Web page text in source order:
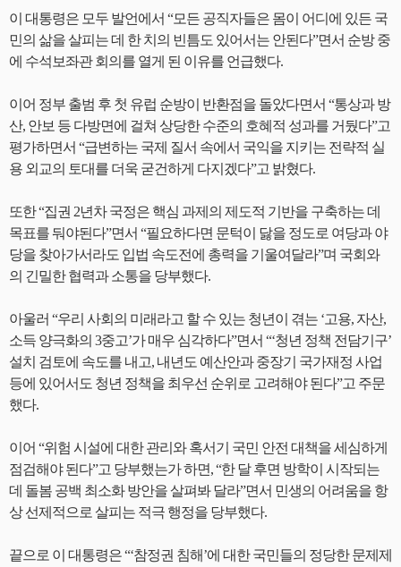
이 대통령은 모두 발언에서 “모든 공직자들은 몸이 어디에 있든 국
민의 삶을 살피는 데 한 치의 빈틈도 있어서는 안된다”면서 순방 중
에 수석보좌관 회의를 열게 된 이유를 언급했다.
이어 정부 출범 후 첫 유럽 순방이 반환점을 돌았다면서 “통상과 방
산, 안보 등 다방면에 걸쳐 상당한 수준의 호혜적 성과를 거뒀다”고
평가하면서 “급변하는 국제 질서 속에서 국익을 지키는 전략적 실
용 외교의 토대를 더욱 굳건하게 다지겠다”고 밝혔다.
또한 “집권 2년차 국정은 핵심 과제의 제도적 기반을 구축하는 데
목표를 둬야된다”면서 “필요하다면 문턱이 닳을 정도로 여당과 야
당을 찾아가서라도 입법 속도전에 총력을 기울여달라”며 국회와
의 긴밀한 협력과 소통을 당부했다.
아울러 “우리 사회의 미래라고 할 수 있는 청년이 겪는 ‘고용, 자산,
소득 양극화의 3중고’가 매우 심각하다”면서 “‘청년 정책 전담기구’
설치 검토에 속도를 내고, 내년도 예산안과 중장기 국가재정 사업
등에 있어서도 청년 정책을 최우선 순위로 고려해야 된다”고 주문
했다.
이어 “위험 시설에 대한 관리와 혹서기 국민 안전 대책을 세심하게
점검해야 된다”고 당부했는가 하면, “한 달 후면 방학이 시작되는
데 돌봄 공백 최소화 방안을 살펴봐 달라”면서 민생의 어려움을 항
상 선제적으로 살피는 적극 행정을 당부했다.
끝으로 이 대통령은 “‘참정권 침해’에 대한 국민들의 정당한 문제제